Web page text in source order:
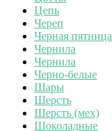
Цепь
Череп
Черная пятница
Чернила
Чернила
Черно-белые
Шары
Шерсть
Шерсть (мех)
Шоколадные